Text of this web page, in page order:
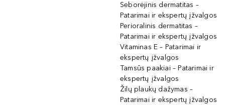
Seborėjinis dermatitas –
Patarimai ir ekspertų įžvalgos
Perioralinis dermatitas –
Patarimai ir ekspertų įžvalgos
Vitaminas E – Patarimai ir
ekspertų įžvalgos
Tamsūs paakiai – Patarimai ir
ekspertų įžvalgos
Žilų plaukų dažymas –
Patarimai ir ekspertų įžvalgos